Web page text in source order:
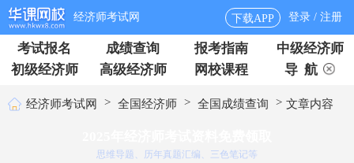
经济师考试网 下载APP 登录 / 注册
考试报名 成绩查询 报考指南
中级经济师
初级经济师
高级经济师 网校课程 导 航
经济师考试网 > 全国经济师 > 全国成绩查询 > 文章内容
思维导题、历年真题汇编、三色笔记等